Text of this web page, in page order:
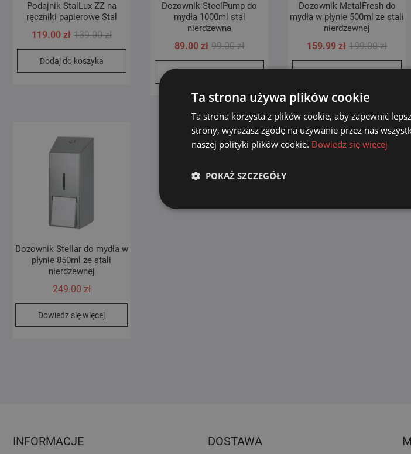
Podajnik StalLux ZZ na
ręczniki papierowe Stal
139.00złPierwotna
cena
139.00 zł.
119.00 zł
Aktualna
cena
119.00 zł.
Dodaj do koszyka
Dozownik SteelPump do
mydła 1000ml stal
nierdzewna
99.00złPierwotna
cena
89.00zł
Aktualna
cena
Dozownik MetalFresh do
mydła w płynie 500ml ze stali
nierdzewnej
199.00zł
cena
159.99zł
cena
Dozownik Stellar do mydła w
płynie 850ml ze stali
nierdzewnej
249.00 zł
Dowiedz się więcej
INFORMACJE DOSTAWA
Ta strona używa plików cookie
Ta strona korzysta z plików cookie, aby zapewnić
strony, wyrażasz zgodę na używanie przez nas
naszej polityki plików cookie. Dowiedz się więcej
POKAŻ SZCZEGÓŁY